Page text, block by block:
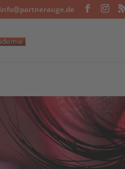
info@partnerauge.de